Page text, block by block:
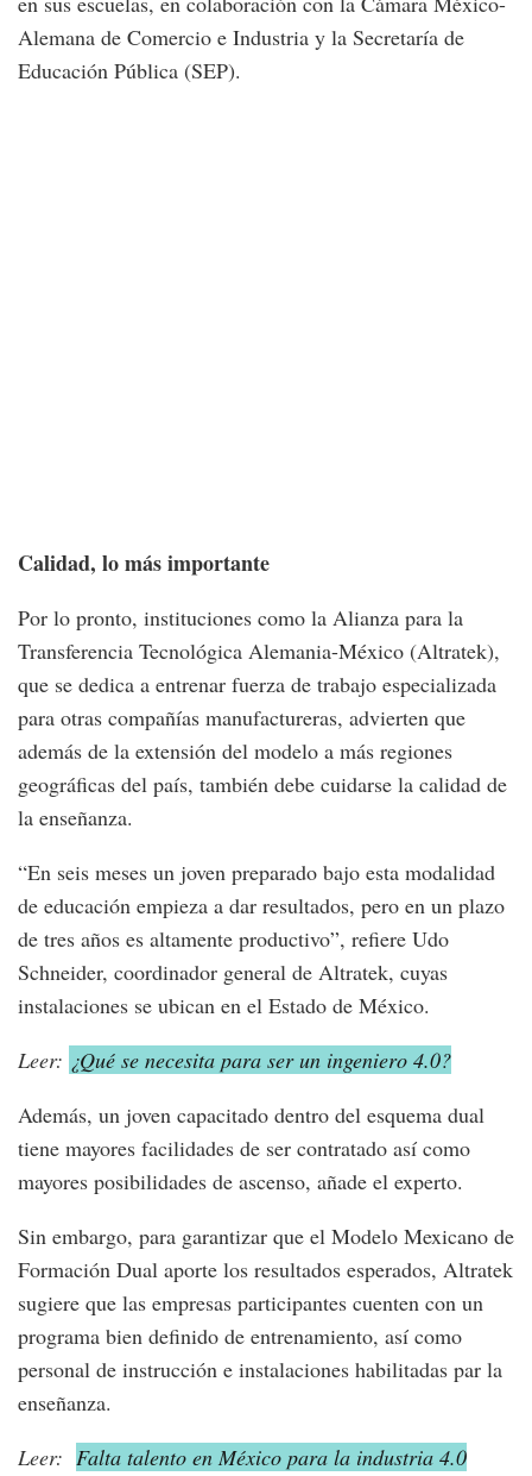
Alemana de Comercio e Industria y la Secretaría de
Educación Pública (SEP).
Calidad, lo más importante
Por lo pronto, instituciones como la Alianza para la
Transferencia Tecnológica Alemania-México (Altratek),
que se dedica a entrenar fuerza de trabajo especializada
para otras compañías manufactureras, advierten que
además de la extensión del modelo a más regiones
geográficas del país, también debe cuidarse la calidad de
la enseñanza.
“En seis meses un joven preparado bajo esta modalidad
de educación empieza a dar resultados, pero en un plazo
de tres años es altamente productivo”, refiere Udo
Schneider, coordinador general de Altratek, cuyas
instalaciones se ubican en el Estado de México.
Leer: ¿Qué se necesita para ser un ingeniero 4.0?
Además, un joven capacitado dentro del esquema dual
tiene mayores facilidades de ser contratado así como
mayores posibilidades de ascenso, añade el experto.
Sin embargo, para garantizar que el Modelo Mexicano de
Formación Dual aporte los resultados esperados, Altratek
sugiere que las empresas participantes cuenten con un
programa bien definido de entrenamiento, así como
personal de instrucción e instalaciones habilitadas par la
enseñanza.
Leer: Falta talento en México para la industria 4.0